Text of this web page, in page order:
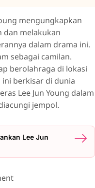
mengungkapkan
dan melakukan
dalam drama ini.
sebagai camilan.
berolahraga di lokasi
berkisar di dunia
Lee Jun Young dalam
jempol.
Lee Jun